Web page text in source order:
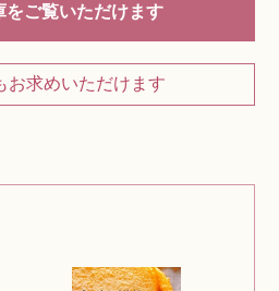
ご覧いただけます
お求めいただけます